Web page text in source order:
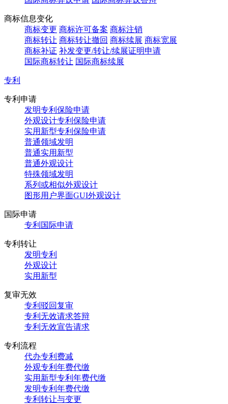
商标信息变化
商标变更 商标许可备案 商标注销
商标转让 商标转让撤回 商标续展 商标宽展
商标补证 补发变更/转让/续展证明申请
国际商标转让 国际商标续展
专利
专利申请
发明专利保险申请
外观设计专利保险申请
实用新型专利保险申请
普通领域发明
普通实用新型
普通外观设计
特殊领域发明
系列或相似外观设计
图形用户界面GUI外观设计
国际申请
专利国际申请
专利转让
发明专利
外观设计
实用新型
复审无效
专利驳回复审
专利无效请求答辩
专利无效宣告请求
专利流程
代办专利费减
外观专利年费代缴
实用新型专利年费代缴
发明专利年费代缴
专利转让与变更